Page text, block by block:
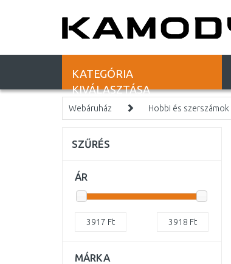
KATEGÓRIA
KIVÁLASZTÁSA
Webáruház Hobbi és szerszámok
SZŰRÉS
ÁR
3917 Ft 3918 Ft
MÁRKA